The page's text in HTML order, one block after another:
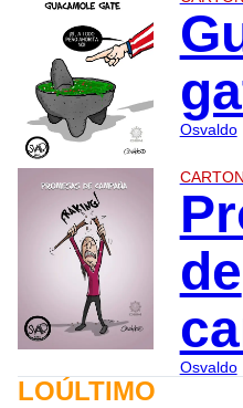
Osvaldo
de
Osvaldo
LOÚLTIMO